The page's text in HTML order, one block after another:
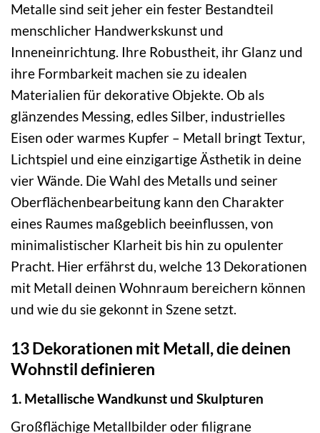
Metalle sind seit jeher ein fester Bestandteil
menschlicher Handwerkskunst und
Inneneinrichtung. Ihre Robustheit, ihr Glanz und
ihre Formbarkeit machen sie zu idealen
Materialien für dekorative Objekte. Ob als
glänzendes Messing, edles Silber, industrielles
Eisen oder warmes Kupfer – Metall bringt Textur,
Lichtspiel und eine einzigartige Ästhetik in deine
vier Wände. Die Wahl des Metalls und seiner
Oberflächenbearbeitung kann den Charakter
eines Raumes maßgeblich beeinflussen, von
minimalistischer Klarheit bis hin zu opulenter
Pracht. Hier erfährst du, welche 13 Dekorationen
mit Metall deinen Wohnraum bereichern können
und wie du sie gekonnt in Szene setzt.
13 Dekorationen mit Metall, die deinen
Wohnstil definieren
1. Metallische Wandkunst und Skulpturen
Großflächige Metallbilder oder filigrane